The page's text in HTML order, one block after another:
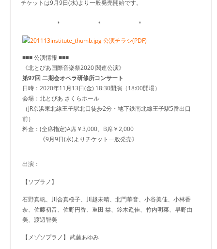
チケットは9月9日(水)より一般発売開始です。
＊ ＊ ＊
公演チラシ(PDF)
■■■ 公演情報 ■■■
《北とぴあ国際音楽祭2020 関連公演》
第97回 二期会オペラ研修所コンサート
日時：2020年11月13日(金) 18:30開演（18:00開場）
会場：北とぴあ さくらホール
（JR京浜東北線王子駅北口徒歩2分・地下鉄南北線王子駅5番出口
前）
料金：(全席指定)A席￥3,000、B席￥2,000
《9月9日(水)よりチケット一般発売》
出演：
【ソプラノ】
石野真帆、川合真桜子、川越未晴、北門華音、小谷美佳、小林香
奈、佐藤初音、佐野円香、重田 栞、鈴木遥佳、竹内明菜、早野由
美、渡辺智美
【メゾソプラノ】 武藤あゆみ